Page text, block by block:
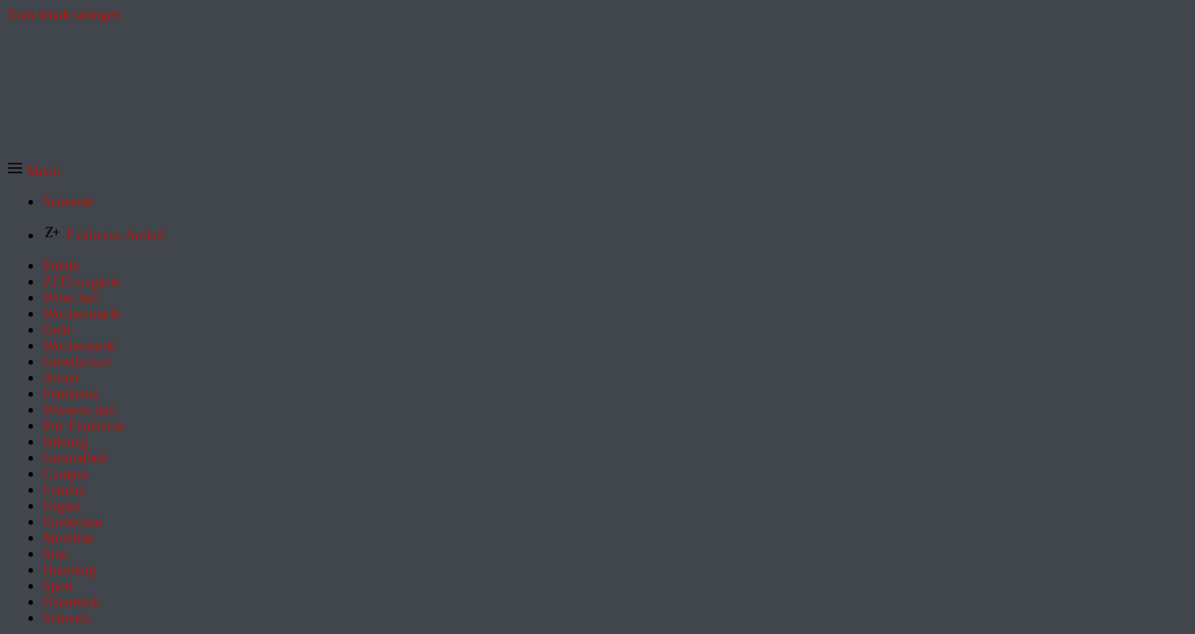
Zum Inhalt springen
Menü
Startseite
Exklusive Artikel
Politik
ZEITmagazin
Wirtschaft
Wochenmarkt
Geld
Wochenende
Gesellschaft
Arbeit
Feuilleton
Wissenschaft
Pol. Feuilleton
Bildung
Gesundheit
Campus
Familie
Digital
Entdecken
Mobilität
Sinn
Hamburg
Sport
Österreich
Schweiz